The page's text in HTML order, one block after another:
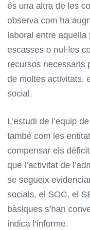
és una altra de les
observa com ha
laboral entre
escasses o nul·les
recursos necessaris
de moltes activitats,
social.
L’estudi de l’equip
també com les
compensar els
que l’activitat de
se segueix
socials, el SOC, el
bàsiques s’han
indica l’informe.